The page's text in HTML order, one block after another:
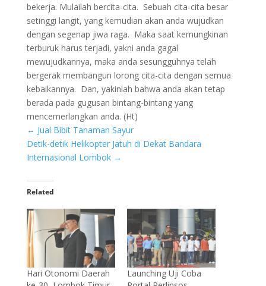
bekerja. Mulailah bercita-cita. Sebuah cita-cita besar
setinggi langit, yang kemudian akan anda wujudkan
dengan segenap jiwa raga. Maka saat kemungkinan
terburuk harus terjadi, yakni anda gagal
mewujudkannya, maka anda sesungguhnya telah
bergerak membangun lorong cita-cita dengan semua
kebaikannya. Dan, yakinlah bahwa anda akan tetap
berada pada gugusan bintang-bintang yang
mencemerlangkan anda. (Ht)
← Jual Bibit Tanaman Sayur
Detik-detik Helikopter Jatuh di Dekat Bandara
Internasional Lombok →
Related
Hari Otonomi Daerah
Launching Uji Coba